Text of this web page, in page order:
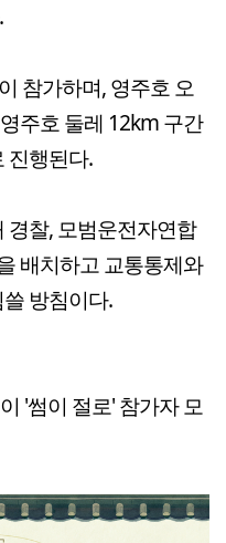
참가하며, 영주호 오
주호 둘레 12km 구간
진행된다.
경찰, 모범운전자연합
배치하고 교통통제와
방침이다.
'썸이 절로' 참가자 모